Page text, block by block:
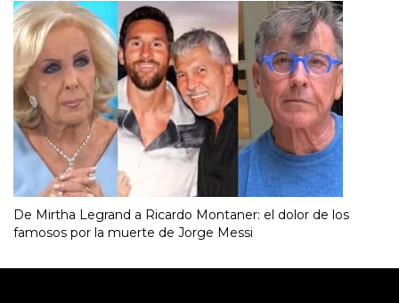
De Mirtha Legrand a Ricardo Montaner: el dolor de los
famosos por la muerte de Jorge Messi